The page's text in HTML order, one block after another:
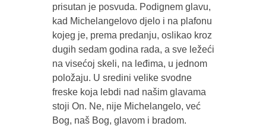
prisutan je posvuda. Podignem glavu,
kad Michelangelovo djelo i na plafonu
kojeg je, prema predanju, oslikao kroz
dugih sedam godina rada, a sve ležeći
na visećoj skeli, na leđima, u jednom
položaju. U sredini velike svodne
freske koja lebdi nad našim glavama
stoji On. Ne, nije Michelangelo, već
Bog, naš Bog, glavom i bradom.